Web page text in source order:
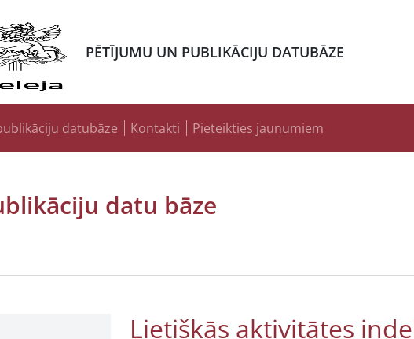
PĒTĪJUMU UN PUBLIKĀCIJU DATUBĀZE
datubāze Kontakti Pieteikties jaunumiem
datu bāze
Lietišķās aktivitātes